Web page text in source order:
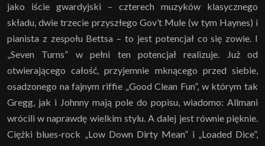
jako iście gwardyjski – czterech muzyków klasycznego
składu, dwie trzecie przyszłego Gov’t Mule (w tym Haynes) i
pianista z zespołu Bettsa – to jest potencjał co się zowie. I
„Seven Turns” w pełni ten potencjał realizuje. Już od
otwierającego całość, przyjemnie mknącego przed siebie,
osadzonego na fajnym riffie „Good Clean Fun”, w którym tak
Gregg, jak i Johnny mają pole do popisu, wiadomo: Allmani
wrócili w naprawdę wielkim stylu. A dalej jest równie pięknie.
Ciężki blues-rock „Low Down Dirty Mean” i „Loaded Dice”,